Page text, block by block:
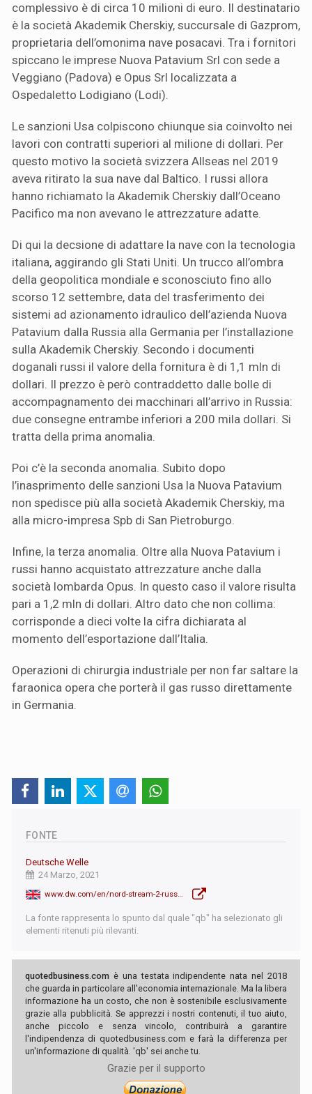
complessivo è di circa 10 milioni di euro. Il destinatario
è la società Akademik Cherskiy, succursale di Gazprom,
proprietaria dell’omonima nave posacavi. Tra i fornitori
spiccano le imprese Nuova Patavium Srl con sede a
Veggiano (Padova) e Opus Srl localizzata a
Ospedaletto Lodigiano (Lodi).
Le sanzioni Usa colpiscono chiunque sia coinvolto nei
lavori con contratti superiori al milione di dollari. Per
questo motivo la società svizzera Allseas nel 2019
aveva ritirato la sua nave dal Baltico. I russi allora
hanno richiamato la Akademik Cherskiy dall’Oceano
Pacifico ma non avevano le attrezzature adatte.
Di qui la decsione di adattare la nave con la tecnologia
italiana, aggirando gli Stati Uniti. Un trucco all’ombra
della geopolitica mondiale e sconosciuto fino allo
scorso 12 settembre, data del trasferimento dei
sistemi ad azionamento idraulico dell’azienda Nuova
Patavium dalla Russia alla Germania per l’installazione
sulla Akademik Cherskiy. Secondo i documenti
doganali russi il valore della fornitura è di 1,1 mln di
dollari. Il prezzo è però contraddetto dalle bolle di
accompagnamento dei macchinari all’arrivo in Russia:
due consegne entrambe inferiori a 200 mila dollari. Si
tratta della prima anomalia.
Poi c’è la seconda anomalia. Subito dopo
l’inasprimento delle sanzioni Usa la Nuova Patavium
non spedisce più alla società Akademik Cherskiy, ma
alla micro-impresa Spb di San Pietroburgo.
Infine, la terza anomalia. Oltre alla Nuova Patavium i
russi hanno acquistato attrezzature anche dalla
società lombarda Opus. In questo caso il valore risulta
pari a 1,2 mln di dollari. Altro dato che non collima:
corrisponde a dieci volte la cifra dichiarata al
momento dell’esportazione dall’Italia.
Operazioni di chirurgia industriale per non far saltare la
faraonica opera che porterà il gas russo direttamente
in Germania.
FONTE
Deutsche Welle
24 Marzo, 2021
www.dw.com/en/nord-stream-2-russias-tricks-to-dodge-us-sanctions/a-56972537
La fonte rappresenta lo spunto dal quale "qb" ha selezionato gli
elementi ritenuti più rilevanti.
quotedbusiness.com è una testata indipendente nata nel 2018
che guarda in particolare all'economia internazionale. Ma la libera
informazione ha un costo, che non è sostenibile esclusivamente
grazie alla pubblicità. Se apprezzi i nostri contenuti, il tuo aiuto,
anche piccolo e senza vincolo, contribuirà a garantire
l'indipendenza di quotedbusiness.com e farà la differenza per
un'informazione di qualità. 'qb' sei anche tu.
Grazie per il supporto